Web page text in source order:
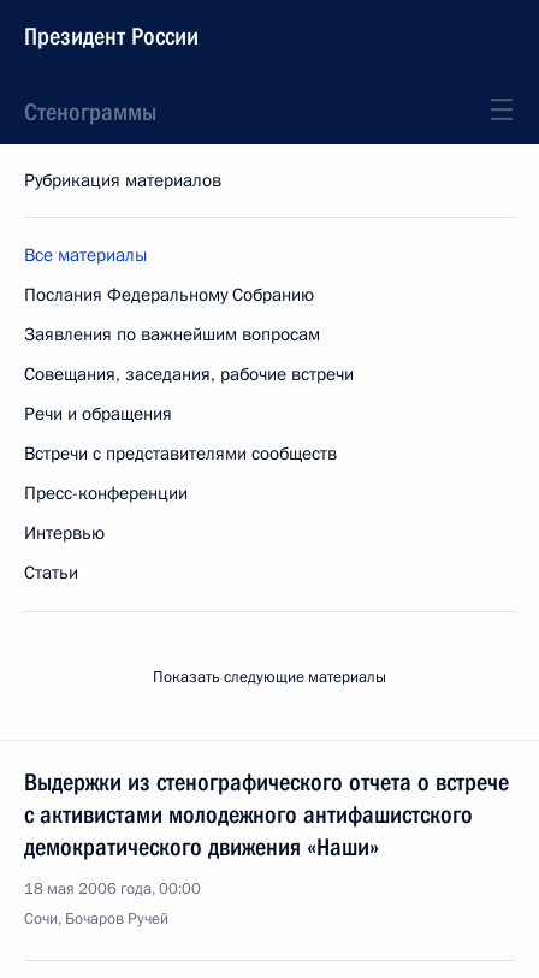
Президент России
Стенограммы
Рубрикация материалов
Все материалы
Послания Федеральному Собранию
Заявления по важнейшим вопросам
Совещания, заседания, рабочие встречи
Речи и обращения
Встречи с представителями сообществ
Пресс-конференции
Интервью
Статьи
Показать следующие материалы
Выдержки из стенографического отчета о встрече
с активистами молодежного антифашистского
демократического движения «Наши»
18 мая 2006 года, 00:00
Сочи, Бочаров Ручей